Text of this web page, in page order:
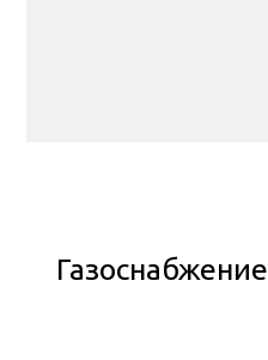
Газоснабжение